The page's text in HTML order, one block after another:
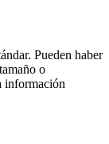
Pueden haber
o
información